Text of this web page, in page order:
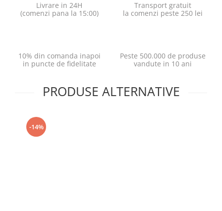
Livrare in 24H
(comenzi pana la 15:00)
Transport gratuit
la comenzi peste 250 lei
10% din comanda inapoi
in puncte de fidelitate
Peste 500.000 de produse
vandute in 10 ani
PRODUSE ALTERNATIVE
-14%